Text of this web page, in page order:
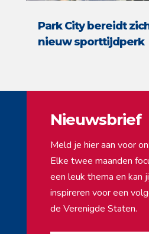
Park City bereidt
nieuw sporttijdperk
Nieuwsbrief
Meld je hier aan voor
Elke twee maanden
een leuk thema en kan
inspireren voor een
de Verenigde Staten.